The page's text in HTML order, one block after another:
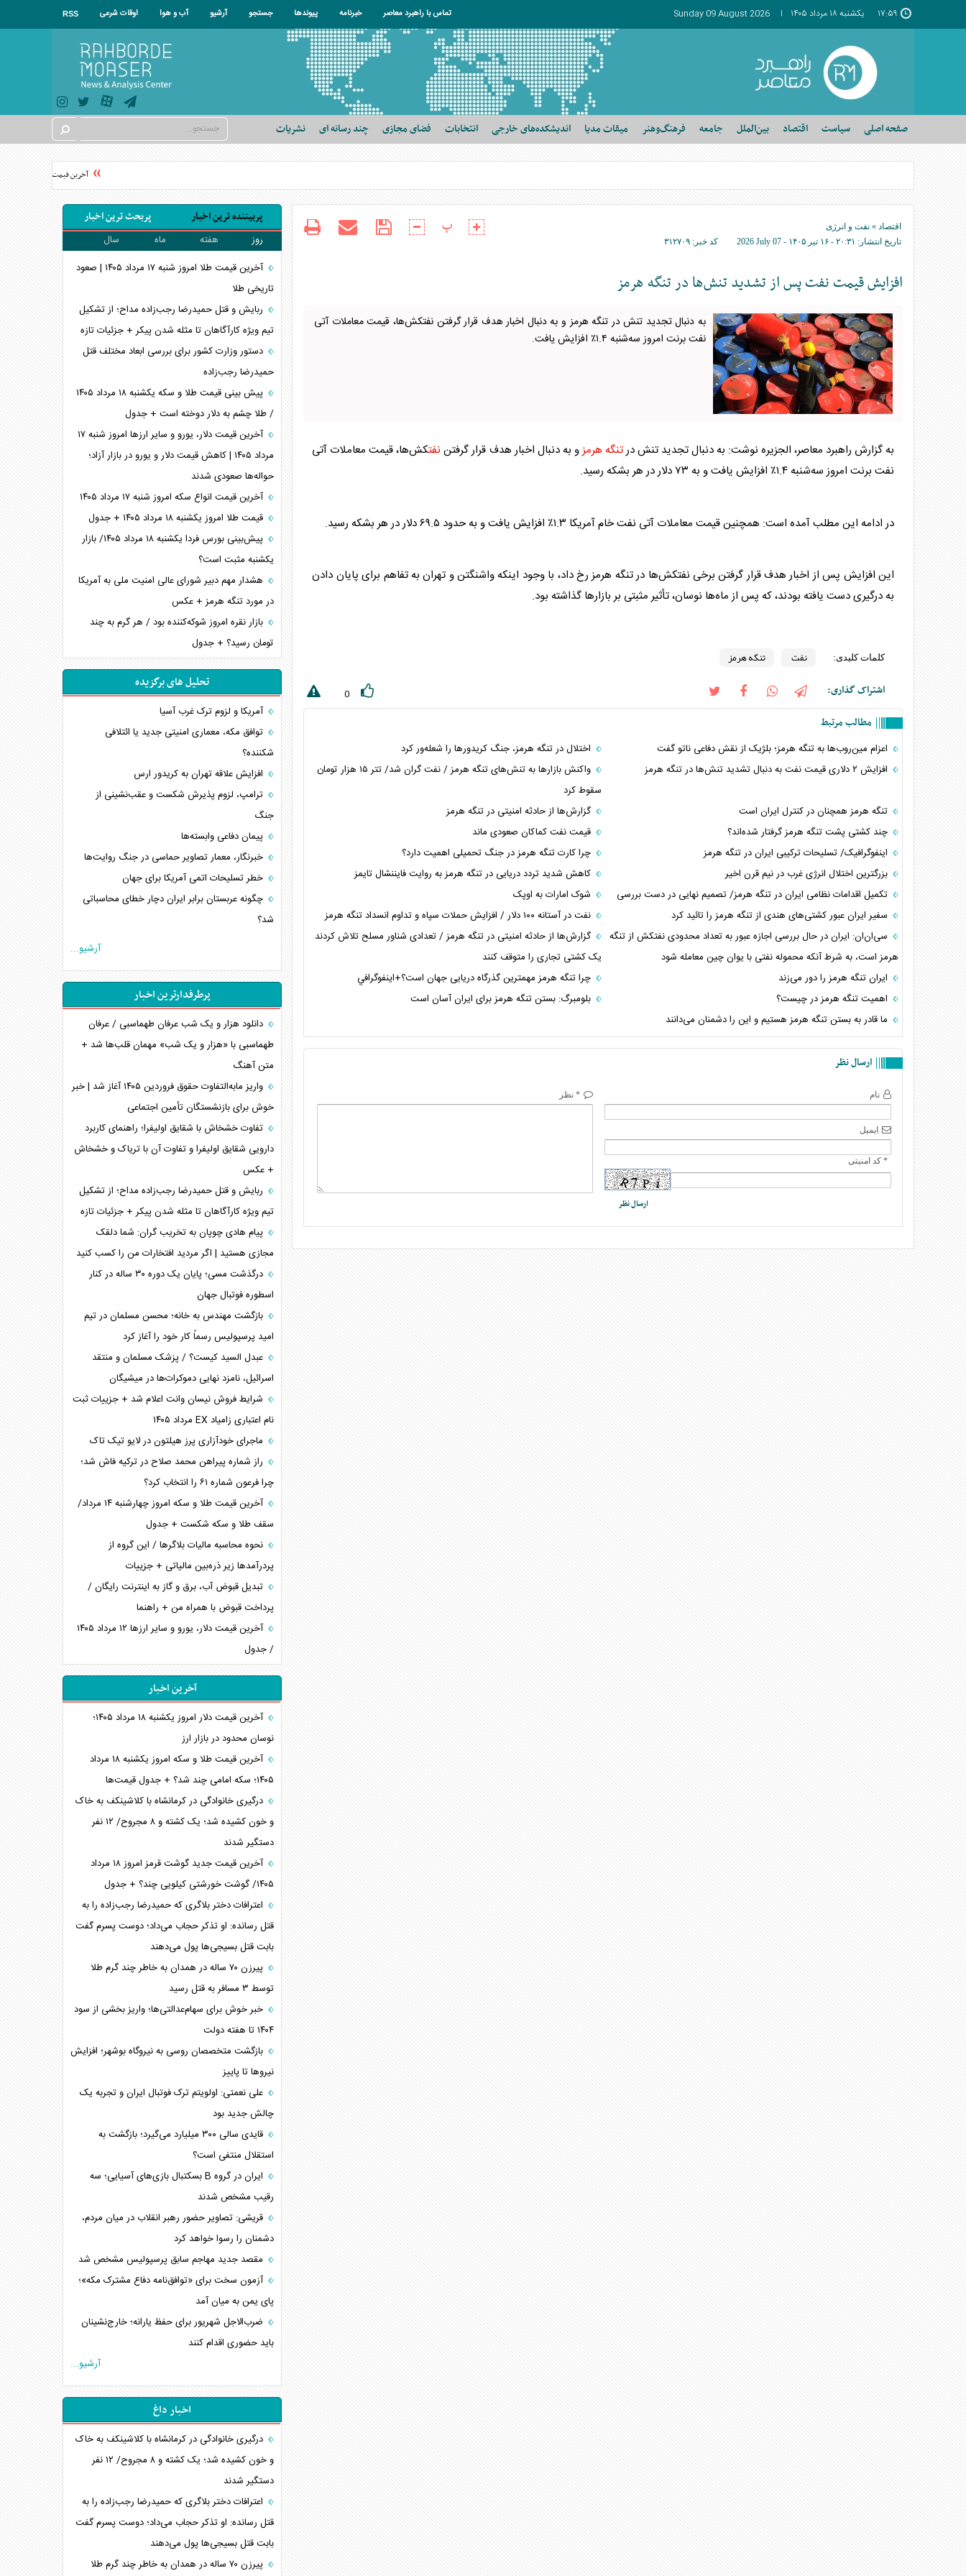
۱۷:۵۹ يکشنبه ۱۸ مرداد ۱۴۰۵ Sunday 09 August 2026 تماس با راهبرد معاصر خبرنامه پیوندها جستجو آرشیو آب و هوا اوقات شرعی RSS
صفحه اصلی سیاست اقتصاد بین‌الملل جامعه فرهنگ‌وهنر میقات مدیا اندیشکده‌های خارجی انتخابات فضای مجازی چند رسانه ای نشریات
آخرین قیمت دلار امروز یکشنبه ۱۸ مرداد ۱۴۰۵؛ نوسان محدود در بازار ارز
اقتصاد » نفت و انرژی
تاریخ انتشار: ۲۰:۳۱ - ۱۶ تير ۱۴۰۵ - 2026 July 07 کد خبر: ۳۱۲۷۰۹
پ
افزایش قیمت نفت پس از تشدید تنش‌ها در تنگه هرمز
به دنبال تجدید تنش در تنگه هرمز و به دنبال اخبار هدف قرار گرفتن نفتکش‌ها، قیمت معاملات آتی
نفت برنت امروز سه‌شنبه ۱.۴٪ افزایش یافت.
به گزارش راهبرد معاصر، الجزیره نوشت: به دنبال تجدید تنش درتنگه هرمزو به دنبال اخبار هدف قرار گرفتن نفتکش‌ها، قیمت معاملات آتی
نفت برنت امروز سه‌شنبه ۱.۴٪ افزایش یافت و به ۷۳ دلار در هر بشکه رسید.
در ادامه این مطلب آمده است: همچنین قیمت معاملات آتی نفتخام آمریکا ۱.۳٪ افزایش یافت و به حدود ۶۹.۵ دلار در هر بشکه رسید.
این افزایش پس از اخبار هدف قرار گرفتن برخی نفتکش‌ها درتنگه هرمزرخ داد، با وجود اینکه واشنگتن و تهران به تفاهم برای پایان دادن
به درگیری دست یافته بودند، که پس از ماه‌ها نوسان، تأثیر مثبتی بر بازار‌ها گذاشته بود.
کلمات کلیدی: نفت تنگه هرمز
اشتراک گذاری: 0
مطالب مرتبط
اعزام مین‌روب‌ها به تنگه هرمز؛ بلژیک از نقش دفاعی ناتو گفت
اختلال در تنگه هرمز، جنگ کریدورها را شعله‌ور کرد
افزایش ۲ دلاری قیمت نفت به دنبال تشدید تنش‌ها در تنگه هرمز
واکنش بازار‌ها به تنش‌های تنگه هرمز / نفت گران شد/ تتر ۱۵ هزار تومان
سقوط کرد
تنگه هرمز همچنان در کنترل ایران است
گزارش‌ها از حادثه امنیتی در تنگه هرمز
چند کشتی پشت تنگه هرمز گرفتار شده‌اند؟
قیمت نفت کماکان صعودی ماند
اینفوگرافیک/ تسلیحات ترکیبی ایران در تنگه هرمز
چرا کارت تنگه هرمز در جنگ تحمیلی اهمیت دارد؟
بزرگترین اختلال انرژی غرب در نیم قرن اخیر
کاهش شدید تردد دریایی در تنگه هرمز به روایت فایننشال تایمز
تکمیل اقدامات نظامی ایران در تنگه هرمز/ تصمیم نهایی در دست بررسی
شوک امارات به اوپک
سفیر ایران عبور کشتی‌های هندی از تنگه هرمز را تائید کرد
نفت در آستانه ۱۰۰ دلار / افزایش حملات سپاه و تداوم انسداد تنگه هرمز
سی‌ان‌ان: ایران در حال بررسی اجازه عبور به تعداد محدودی نفتکش از تنگه
هرمز است، به شرط آنکه محموله نفتی با یوان چین معامله شود
گزارش‌ها از حادثه امنیتی در تنگه هرمز / تعدادی شناور مسلح تلاش کردند
یک کشتی تجاری را متوقف کنند
ایران تنگه هرمز را دور می‌زند
چرا تنگه هرمز مهمترین گذرگاه دریایی جهان است؟+اينفوگرافي
اهمیت تنگه هرمز در چیست؟
بلومبرگ: بستن تنگه هرمز برای ایران آسان است
ما قادر به بستن تنگه هرمز هستیم و این را دشمنان می‌دانند
ارسال نظر
نام
ایمیل
* کد امنیتی
* نظر
پربیننده ترین اخبار پربحث ترین اخبار
روز هفته ماه
سال
آخرین قیمت طلا امروز شنبه ۱۷ مرداد ۱۴۰۵ | صعود
تاریخی طلا
ربایش و قتل حمیدرضا رجب‌زاده مداح؛ از تشکیل
تیم ویژه کارآگاهان تا مثله شدن پیکر + جزئیات تازه
دستور وزارت کشور برای بررسی ابعاد مختلف قتل
حمیدرضا رجب‌زاده
پیش بینی قیمت طلا و سکه یکشنبه ۱۸ مرداد ۱۴۰۵
/ طلا چشم به دلار دوخته است + جدول
آخرین قیمت دلار، یورو و سایر ارز‌ها امروز شنبه ۱۷
مرداد ۱۴۰۵ | کاهش قیمت دلار و یورو در بازار آزاد؛
حواله‌ها صعودی شدند
آخرین قیمت انواع سکه امروز شنبه ۱۷ مرداد ۱۴۰۵
قیمت طلا امروز یکشنبه ۱۸ مرداد ۱۴۰۵ + جدول
پیش‌بینی بورس فردا یکشنبه ۱۸ مرداد ۱۴۰۵/ بازار
یکشنبه مثبت است؟
هشدار مهم دبیر شورای عالی امنیت ملی به آمریکا
در مورد تنگه هرمز + عکس
بازار نقره امروز شوکه‌کننده بود / هر گرم به چند
تومان رسید؟ + جدول
تحلیل های برگزیده
آمریکا و لزوم ترک غرب آسیا
توافق مکه، معماری امنیتی جدید یا ائتلافی
شکننده؟
افزایش علاقه تهران به کریدور ارس
ترامپ، لزوم پذیرش شکست و عقب‌نشینی از
جنگ
پیمان دفاعی‌ وابسته‌ها
خبرنگار، معمار تصاویر حماسی در جنگ روایت‌ها
خطر تسلیحات اتمی آمریکا برای جهان
چگونه عربستان برابر ایران دچار خطای محاسباتی
شد؟
جاده ابریشم فضایی/ نفوذ راهبردی و فرازمینی
انصارالله و تثبیت معادله «محاصره برابر محاصره»
خبرنگار، خط مقدم جبهه روایت و پاسدار انسجام
ملی
مصالحه نافرجام سعودی – اماراتی
محدودیت صادرات نفت عربستان
پشت‌پرده خشم ترامپ از رسانه‌های منتقد
چگونه مقاومت صحنه جنگ را تغییر می‌دهد؟
جنگ رمضان و معضل حضور نظامیان آمریکایی
تحلیل جامع پدیده تراستی‌ها
تأثیر جنگ ایران و آمریکا بر اقتصاد جهانی
تخریب پل‌ها در اوکراین و فروپاشی روایت دوگانه
غرب
اربعین، کابوس مشترک تل‌آویو-واشنگتن
آرشیو...
پرطرفدارترین اخبار
دانلود هزار و یک شب عرفان طهماسبی / عرفان
طهماسبی با «هزار و یک شب» مهمان قلب‌ها شد +
متن آهنگ
واریز مابه‌التفاوت حقوق فروردین ۱۴۰۵ آغاز شد | خبر
خوش برای بازنشستگان تأمین اجتماعی
تفاوت خشخاش با شقایق اولیفرا؛ راهنمای کاربرد
دارویی شقایق اولیفرا و تفاوت آن با تریاک و خشخاش
+ عکس
ربایش و قتل حمیدرضا رجب‌زاده مداح؛ از تشکیل
تیم ویژه کارآگاهان تا مثله شدن پیکر + جزئیات تازه
پیام هادی چوپان به تخریب گران: شما دلقک
مجازی هستید | اگر مردید افتخارات من را کسب کنید
درگذشت مسی؛ پایان یک دوره ۳۰ ساله در کنار
اسطوره فوتبال جهان
بازگشت مهندس به خانه؛ محسن مسلمان در تیم
امید پرسپولیس رسماً کار خود را آغاز کرد
عبدل السید کیست؟ / پزشک مسلمان و منتقد
اسرائیل، نامزد نهایی دموکرات‌ها در میشیگان
شرایط فروش نیسان وانت اعلام شد + جزییات ثبت
نام اعتباری زامیاد EX مرداد ۱۴۰۵
ماجرای خودآزاری پرز هیلتون در لایو تیک تاک
راز شماره پیراهن محمد صلاح در ترکیه فاش شد؛
چرا فرعون شماره ۶۱ را انتخاب کرد؟
آخرین قیمت طلا و سکه امروز چهارشنبه ۱۴ مرداد/
سقف طلا و سکه شکست + جدول
نحوه محاسبه مالیات بلاگر‌ها / این گروه از
پردرآمد‌ها زیر ذره‌بین مالیاتی + جزییات
تبدیل قبوض آب، برق و گاز به اینترنت رایگان /
پرداخت قبوض با همراه من + راهنما
آخرین قیمت دلار، یورو و سایر ارز‌ها ۱۲ مرداد ۱۴۰۵
/ جدول
آخرین اخبار
آخرین قیمت دلار امروز یکشنبه ۱۸ مرداد ۱۴۰۵؛
نوسان محدود در بازار ارز
آخرین قیمت طلا و سکه امروز یکشنبه ۱۸ مرداد
۱۴۰۵؛ سکه امامی چند شد؟ + جدول قیمت‌ها
درگیری خانوادگی در کرمانشاه با کلاشینکف به خاک
و خون کشیده شد؛ یک کشته و ۸ مجروح/ ۱۲ نفر
دستگیر شدند
آخرین قیمت جدید گوشت قرمز امروز ۱۸ مرداد
۱۴۰۵/ گوشت خورشتی کیلویی چند؟ + جدول
اعترافات دختر بلاگری که حمیدرضا رجب‌زاده را به
قتل رسانده: او تذکر حجاب می‌داد؛ دوست پسرم گفت
بابت قتل بسیجی‌ها پول می‌دهند
پیرزن ۷۰ ساله در همدان به خاطر چند گرم طلا
توسط ۳ مسافر به قتل رسید
خبر خوش برای سهام‌عدالتی‌ها؛ واریز بخشی از سود
۱۴۰۴ تا هفته دولت
بازگشت متخصصان روسی به نیروگاه بوشهر؛ افزایش
نیروها تا پاییز
علی نعمتی: اولویتم ترک فوتبال ایران و تجربه یک
چالش جدید بود
قایدی سالی ۳۰۰ میلیارد می‌گیرد؛ بازگشت به
استقلال منتفی است؟
ایران در گروه B بسکتبال بازی‌های آسیایی؛ سه
رقیب مشخص شدند
قریشی: تصاویر حضور رهبر انقلاب در میان مردم،
دشمنان را رسوا خواهد کرد
مقصد جدید مهاجم سابق پرسپولیس مشخص شد
آزمون سخت برای «توافق‌نامه دفاع مشترک مکه»؛
پای یمن به میان آمد
ضرب‌الاجل شهریور برای حفظ یارانه؛ خارج‌نشینان
باید حضوری اقدام کنند
آرشیو...
اخبار داغ
درگیری خانوادگی در کرمانشاه با کلاشینکف به خاک
و خون کشیده شد؛ یک کشته و ۸ مجروح/ ۱۲ نفر
دستگیر شدند
اعترافات دختر بلاگری که حمیدرضا رجب‌زاده را به
قتل رسانده: او تذکر حجاب می‌داد؛ دوست پسرم گفت
بابت قتل بسیجی‌ها پول می‌دهند
پیرزن ۷۰ ساله در همدان به خاطر چند گرم طلا